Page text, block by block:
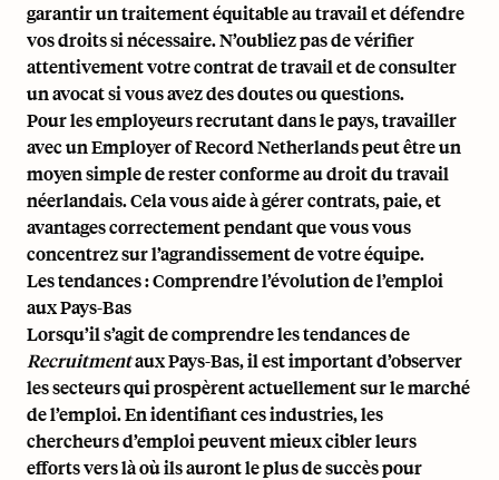
garantir un traitement équitable au travail et défendre
vos droits si nécessaire. N’oubliez pas de vérifier
attentivement votre contrat de travail et de consulter
un avocat si vous avez des doutes ou questions.
Pour les employeurs recrutant dans le pays, travailler
avec unEmployer of Record Netherlandspeut être un
moyen simple de rester conforme au droit du travail
néerlandais. Cela vous aide à gérer contrats, paie, et
avantages correctement pendant que vous vous
concentrez sur l’agrandissement de votre équipe.
Les tendances : Comprendre l’évolution de l’emploi
aux Pays-Bas
Lorsqu’il s’agit de comprendre les tendances de
Recruitmentaux Pays-Bas, il est important d’observer
les secteurs qui prospèrent actuellement sur le marché
de l’emploi. En identifiant ces industries, les
chercheurs d’emploi peuvent mieux cibler leurs
efforts vers là où ils auront le plus de succès pour